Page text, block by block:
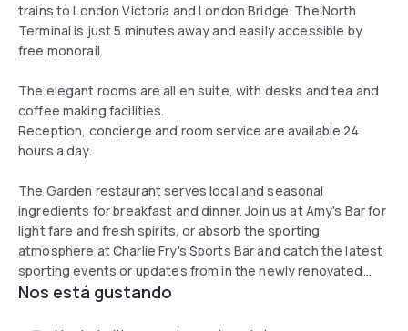
trains to London Victoria and London Bridge. The North
Terminal is just 5 minutes away and easily accessible by
free monorail.
The elegant rooms are all en suite, with desks and tea and
coffee making facilities.
Reception, concierge and room service are available 24
hours a day.
The Garden restaurant serves local and seasonal
ingredients for breakfast and dinner. Join us at Amy's Bar for
light fare and fresh spirits, or absorb the sporting
atmosphere at Charlie Fry's Sports Bar and catch the latest
sporting events or updates from in the newly renovated
environment.
Nos está gustando